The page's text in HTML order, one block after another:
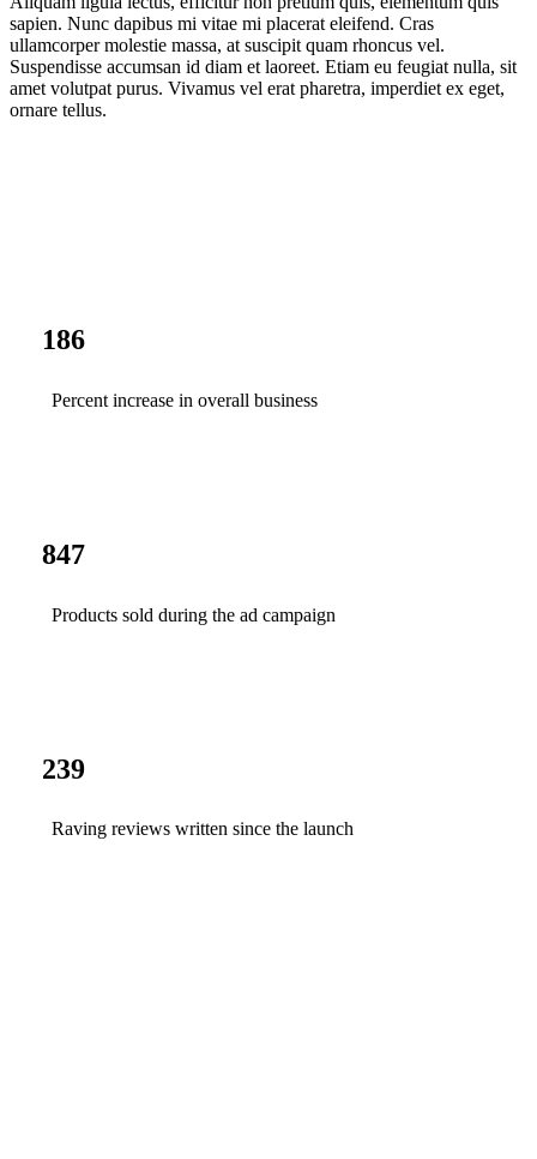
sapien. Nunc dapibus mi vitae mi placerat eleifend. Cras
ullamcorper molestie massa, at suscipit quam rhoncus vel.
Suspendisse accumsan id diam et laoreet. Etiam eu feugiat nulla, sit
amet volutpat purus. Vivamus vel erat pharetra, imperdiet ex eget,
ornare tellus.
186
Percent increase in overall business
847
Products sold during the ad campaign
239
Raving reviews written since the launch